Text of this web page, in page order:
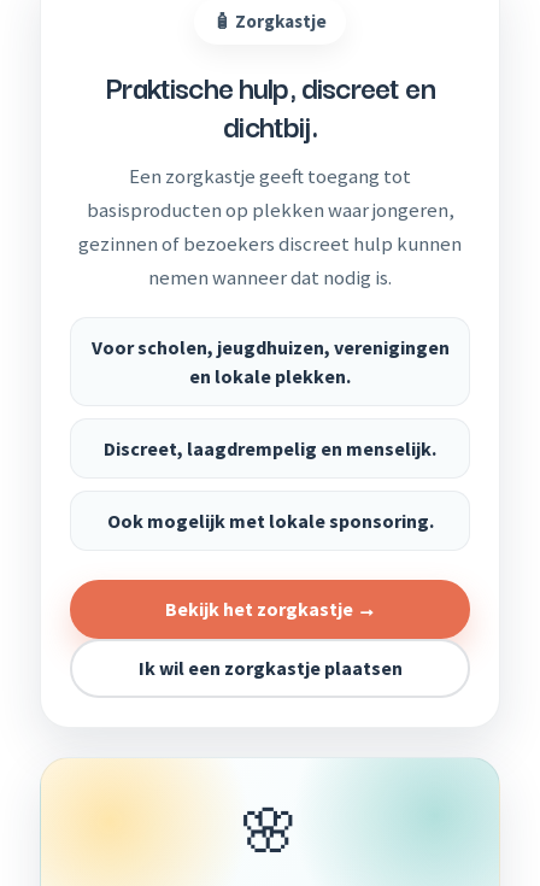
🧴 Zorgkastje
Praktische hulp, discreet en
dichtbij.
Een zorgkastje geeft toegang tot
basisproducten op plekken waar jongeren,
gezinnen of bezoekers discreet hulp kunnen
nemen wanneer dat nodig is.
Voor scholen, jeugdhuizen, verenigingen
en lokale plekken.
Discreet, laagdrempelig en menselijk.
Ook mogelijk met lokale sponsoring.
Bekijk het zorgkastje →
Ik wil een zorgkastje plaatsen
🌸